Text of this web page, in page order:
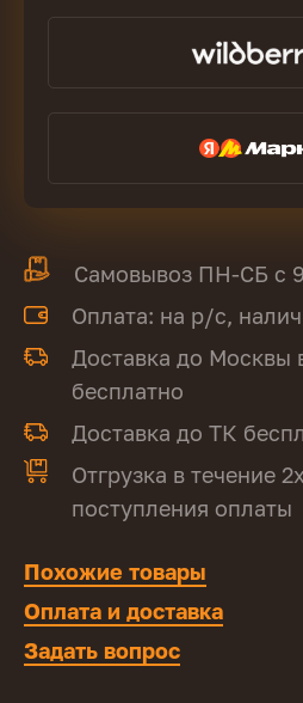
Самовывоз ПН-СБ с
Оплата: на р/с,
Доставка до
бесплатно
Доставка до ТК
Отгрузка в течение
поступления оплаты
Похожие товары
Оплата и доставка
Задать вопрос